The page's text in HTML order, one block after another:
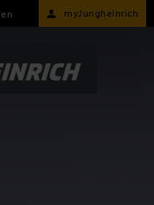
myJungheinrich